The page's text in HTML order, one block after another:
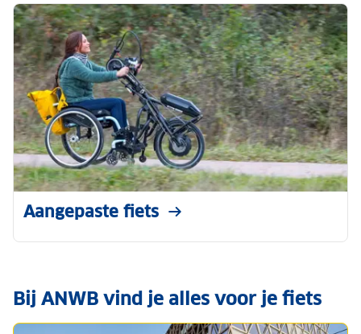
Aangepaste fiets
Bij ANWB vind je alles voor je fiets